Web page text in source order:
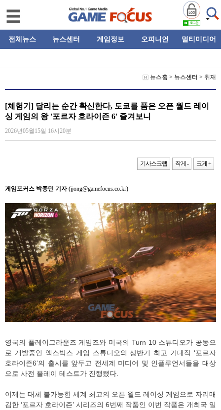
전체뉴스 뉴스센터 게임정보 오피니언 멀티미디어
뉴스홈 > 뉴스센터 > 취재
[체험기] 달리는 순간 확신한다, 도쿄를 품은 오픈 월드 레이
싱 게임의 왕 '포르자 호라이즌 6' 즐겨보니
2026년05월15일 16시20분
기사스크랩 작게 - 크게 +
게임포커스 박종민 기자(jjong@gamefocus.co.kr)
영국의 플레이그라운즈 게임즈와 미국의 Turn 10 스튜디오가 공동으
로 개발중인 엑스박스 게임 스튜디오의 상반기 최고 기대작 ‘포르자
호라이즌6’의 출시를 앞두고 전세계 미디어 및 인플루언서들을 대상
으로 사전 플레이 테스트가 진행됐다.
이제는 대체 불가능한 세계 최고의 오픈 월드 레이싱 게임으로 자리매
김한 ‘포르자 호라이즌’ 시리즈의 6번째 작품인 이번 작품은 개최국 일